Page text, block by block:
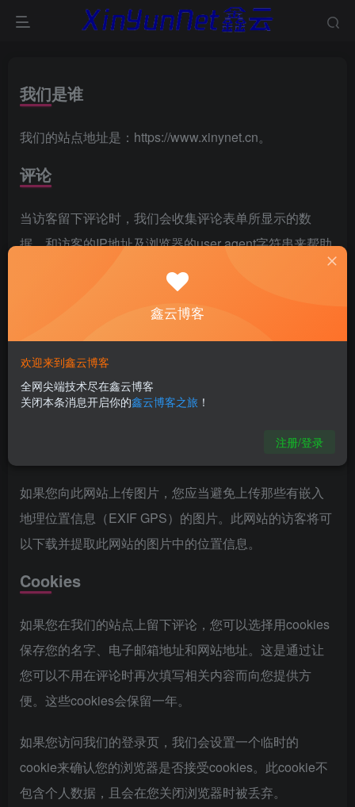
我们是谁
我们的站点地址是：https://www.xinynet.cn。
评论
当访客留下评论时，我们会收集评论表单所显示的数
据，和访客的IP地址及浏览器的user agent字符串来帮助
由您的电子邮箱地址所生成的匿名化字符串（又称为哈
务。Gravatar服务的隐私政策在此：
https://automattic.com/privacy/。在您的评论获批准后，
您的资料图片将在您的评论旁公开展示。
如果您向此网站上传图片，您应当避免上传那些有嵌入
地理位置信息（EXIF GPS）的图片。此网站的访客将可
以下载并提取此网站的图片中的位置信息。
Cookies
如果您在我们的站点上留下评论，您可以选择用cookies
保存您的名字、电子邮箱地址和网站地址。这是通过让
您可以不用在评论时再次填写相关内容而向您提供方
便。这些cookies会保留一年。
如果您访问我们的登录页，我们会设置一个临时的
cookie来确认您的浏览器是否接受cookies。此cookie不
包含个人数据，且会在您关闭浏览器时被丢弃。
鑫云博客
欢迎来到鑫云博客
全网尖端技术尽在鑫云博客
关闭本条消息开启你的鑫云博客之旅 ！
注册/登录